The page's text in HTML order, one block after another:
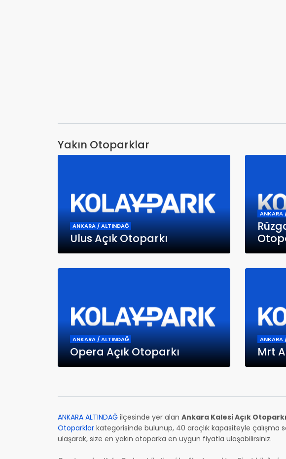
Yakın Otoparklar
ANKARA / ALTINDAĞ
Ulus Açık Otoparkı
ANKARA
ANKARA / ALTINDAĞ
Opera Açık Otoparkı
ANKARA
Mrt
ANKARA ALTINDAĞ ilçesinde yer alan Ankara Kalesi Açık Otoparkı
Otoparklar kategorisinde bulunup, 40 araçlık kapasiteyle çalışma
ulaşarak, size en yakın otoparka en uygun fiyatla ulaşabilirsiniz.